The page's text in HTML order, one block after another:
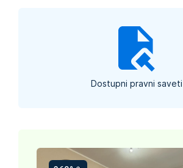
Dostupni pravni saveti